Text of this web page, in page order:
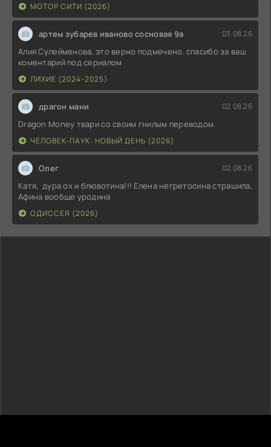
МОТОР СИТИ (2026)
артем зубарев иваново сосновая 9а 03.08.26
Алия Сулейменова, это верно подмечено. спасибо за ваш
коментарий под сериалом
ЛИХИЕ (2024-2025)
драгон мани 02.08.26
Dragon Money твари со своим гнилым переводом.
ЧЕЛОВЕК-ПАУК: НОВЫЙ ДЕНЬ (2026)
Олег 02.08.26
Катя, дура ох и блювотина!!! Елена негретосина страшила,
Афина вообще уродина
ОДИССЕЯ (2026)